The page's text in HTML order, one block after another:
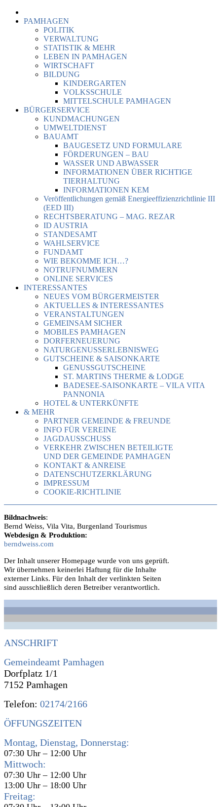
PAMHAGEN
POLITIK
VERWALTUNG
STATISTIK & MEHR
LEBEN IN PAMHAGEN
WIRTSCHAFT
BILDUNG
KINDERGARTEN
VOLKSSCHULE
MITTELSCHULE PAMHAGEN
BÜRGERSERVICE
KUNDMACHUNGEN
UMWELTDIENST
BAUAMT
BAUGESETZ UND FORMULARE
FÖRDERUNGEN – BAU
WASSER UND ABWASSER
INFORMATIONEN ÜBER RICHTIGE
TIERHALTUNG
INFORMATIONEN KEM
Veröffentlichungen gemäß Energieeffizienzrichtlinie III
(EED III)
RECHTSBERATUNG – MAG. REZAR
ID AUSTRIA
STANDESAMT
WAHLSERVICE
FUNDAMT
WIE BEKOMME ICH…?
NOTRUFNUMMERN
ONLINE SERVICES
INTERESSANTES
NEUES VOM BÜRGERMEISTER
AKTUELLES & INTERESSANTES
VERANSTALTUNGEN
GEMEINSAM SICHER
MOBILES PAMHAGEN
DORFERNEUERUNG
NATURGENUSSERLEBNISWEG
GUTSCHEINE & SAISONKARTE
GENUSSGUTSCHEINE
ST. MARTINS THERME & LODGE
BADESEE-SAISONKARTE – VILA VITA
PANNONIA
HOTEL & UNTERKÜNFTE
& MEHR
PARTNER GEMEINDE & FREUNDE
INFO FÜR VEREINE
JAGDAUSSCHUSS
VERKEHR ZWISCHEN BETEILIGTE
UND DER GEMEINDE PAMHAGEN
KONTAKT & ANREISE
DATENSCHUTZERKLÄRUNG
IMPRESSUM
COOKIE-RICHTLINIE
Bildnachweis:
Bernd Weiss, Vila Vita, Burgenland Tourismus
Webdesign & Produktion:
berndweiss.com
Der Inhalt unserer Homepage wurde von uns geprüft.
Wir übernehmen keinerlei Haftung für die Inhalte
externer Links. Für den Inhalt der verlinkten Seiten
sind ausschließlich deren Betreiber verantwortlich.
ANSCHRIFT
Gemeindeamt Pamhagen
Dorfplatz 1/1
7152 Pamhagen
Telefon: 02174/2166
ÖFFUNGSZEITEN
Montag, Dienstag, Donnerstag:
07:30 Uhr – 12:00 Uhr
Mittwoch:
07:30 Uhr – 12:00 Uhr
13:00 Uhr – 18:00 Uhr
Freitag: